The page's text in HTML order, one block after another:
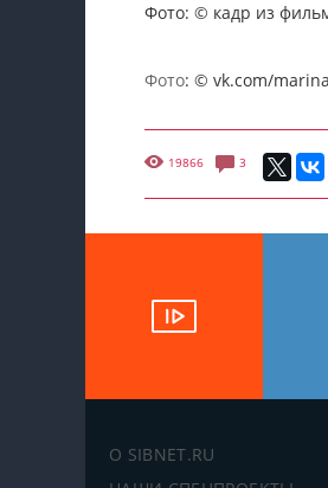
Фото: © кадр из
Фото: © vk.com/
19866 3
О SIBNET.RU